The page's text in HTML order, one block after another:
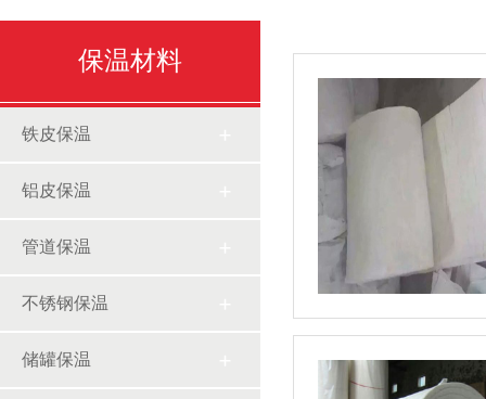
保温材料
铁皮保温
铝皮保温
管道保温
不锈钢保温
储罐保温